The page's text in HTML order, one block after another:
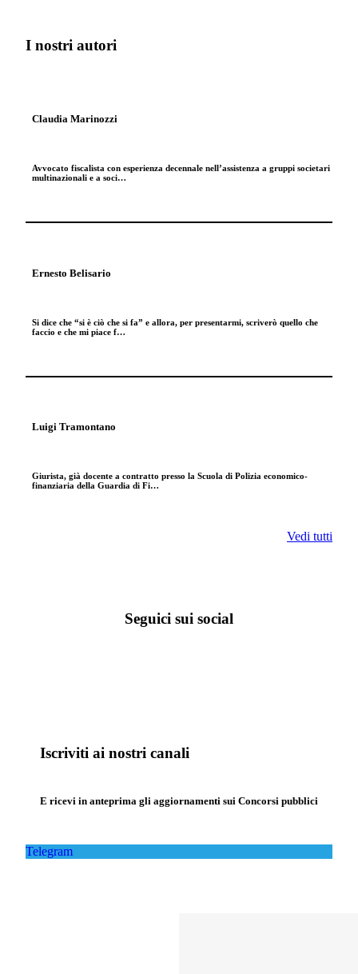
I nostri autori
Claudia Marinozzi
Avvocato fiscalista con esperienza decennale nell’assistenza a gruppi societari
multinazionali e a soci…
Ernesto Belisario
Si dice che “si è ciò che si fa” e allora, per presentarmi, scriverò quello che
faccio e che mi piace f…
Luigi Tramontano
Giurista, già docente a contratto presso la Scuola di Polizia economico-
finanziaria della Guardia di Fi…
Vedi tutti
Seguici sui social
Iscriviti ai nostri canali
E ricevi in anteprima gli aggiornamenti sui Concorsi pubblici
Telegram